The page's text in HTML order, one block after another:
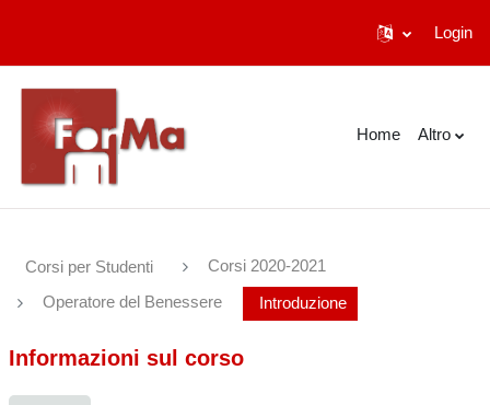
Login
Home Altro
Corsi per Studenti Corsi 2020-2021
Operatore del Benessere Introduzione
Informazioni sul corso